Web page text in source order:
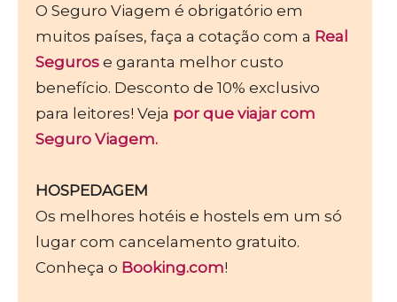
O Seguro Viagem é obrigatório em
muitos países, faça a cotação com a Real
Seguros e garanta melhor custo
benefício. Desconto de 10% exclusivo
para leitores! Veja por que viajar com
Seguro Viagem.
HOSPEDAGEM
Os melhores hotéis e hostels em um só
lugar com cancelamento gratuito.
Conheça o Booking.com!